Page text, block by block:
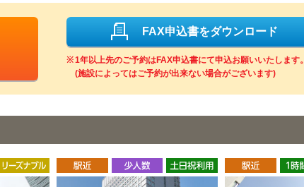
FAX申込書をダウンロード
1年以上先のご予約はFAX申込書にて申込お願いいたします。
(施設によってはご予約が出来ない場合がございます)